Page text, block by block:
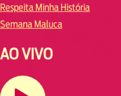
Respeita Minha História
Semana Maluca
AO VIVO